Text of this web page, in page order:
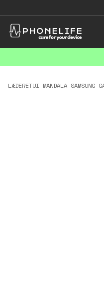
LÆDERETUI MANDALA SAMSUNG